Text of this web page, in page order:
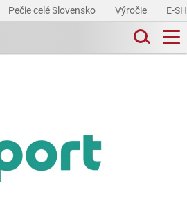
Pečie celé Slovensko Výročie E-